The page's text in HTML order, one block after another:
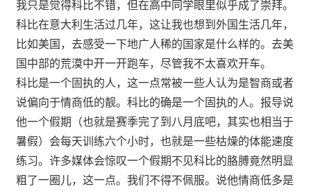
我只是觉得科比不错，但在高中同学眼里似乎成了崇拜。
科比在意大利生活过几年，这让我也想到外国生活几年，
比如美国，去感受一下地广人稀的国家是什么样的。去美
国中部的荒漠中开一开跑车，尽管我不太喜欢开车。
科比是一个固执的人，这一点常被一些人认为是智商或者
说偏向于情商低的靓。科比的确是一个固执的人。报导说
他一个假期（也就是赛季完了到八月底吧，其实也相当于
暑假）会每天训练六个小时，也就是一些枯燥的体能速度
练习。许多媒体会惊叹一个假期不见科比的胳膊竟然明显
粗了一圈儿，这一点。我们不得不佩服。说他情商低多是